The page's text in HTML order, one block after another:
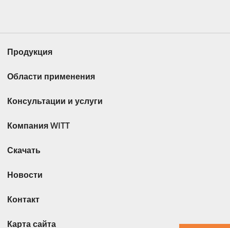
Продукция
Области применения
Консультации и услуги
Компания WITT
Скачать
Новости
Контакт
Карта сайта